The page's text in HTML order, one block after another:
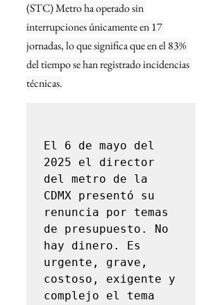
(STC) Metro ha operado sin
interrupciones únicamente en 17
jornadas, lo que significa que en el 83%
del tiempo se han registrado incidencias
técnicas.
El 6 de mayo del
2025 el director
del metro de la
CDMX presentó su
renuncia por temas
de presupuesto. No
hay dinero. Es
urgente, grave,
costoso, exigente y
complejo el tema